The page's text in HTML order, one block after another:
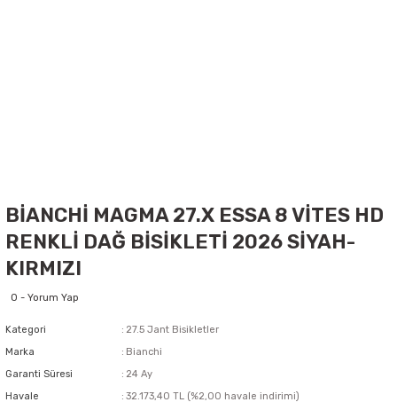
BİANCHİ MAGMA 27.X ESSA 8 VİTES HD
RENKLİ DAĞ BİSİKLETİ 2026 SİYAH-
KIRMIZI
0 - Yorum Yap
Kategori
27.5 Jant Bisikletler
Marka
Bianchi
Garanti Süresi
24 Ay
Havale
32.173,40 TL (%2,00 havale indirimi)